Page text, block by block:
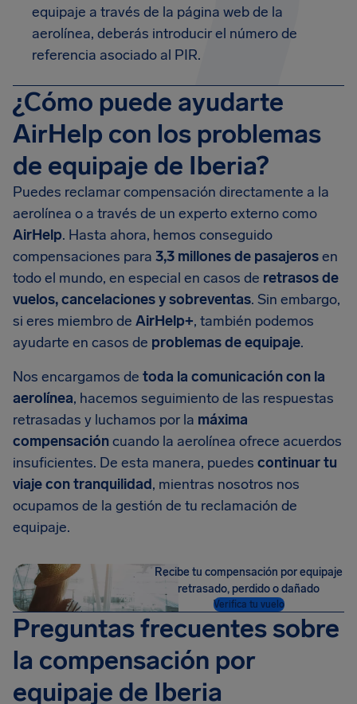
equipaje a través de la página web de la
aerolínea, deberás introducir el número de
referencia asociado al PIR.
¿Cómo puede ayudarte
AirHelp con los problemas
de equipaje de Iberia?
Puedes reclamar compensación directamente a la
aerolínea o a través de un experto externo como
AirHelp. Hasta ahora, hemos conseguido
compensaciones para 3,3 millones de pasajerosen
todo el mundo, en especial en casos de retrasos de
vuelos, cancelaciones y sobreventas. Sin embargo,
si eres miembro de AirHelp+, también podemos
ayudarte en casos de problemas de equipaje.
Nos encargamos de toda la comunicación con la
aerolínea, hacemos seguimiento de las respuestas
retrasadas y luchamos por la máxima
compensacióncuando la aerolínea ofrece acuerdos
insuficientes. De esta manera, puedes continuar tu
viaje con tranquilidad, mientras nosotros nos
ocupamos de la gestión de tu reclamación de
equipaje.
Recibe tu compensación por equipaje
retrasado, perdido o dañado
Verifica tu vuelo
Preguntas frecuentes sobre
la compensación por
equipaje de Iberia